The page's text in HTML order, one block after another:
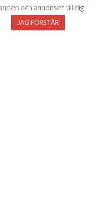
och annonser till dig
JAG FÖRSTÅR